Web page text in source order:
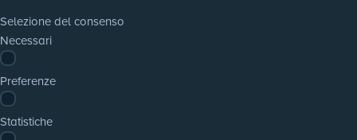
Selezione del consenso
Necessari
Preferenze
Statistiche